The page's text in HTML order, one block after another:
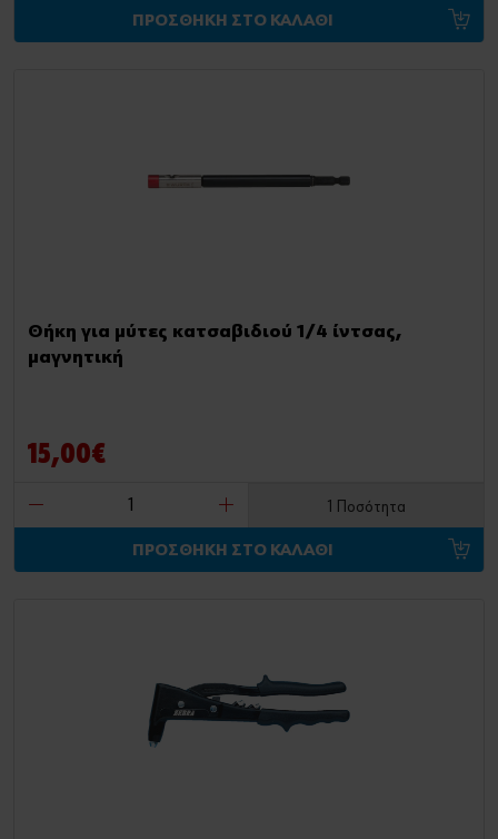
ΠΡΟΣΘΗΚΗ ΣΤΟ ΚΑΛΑΘΙ
Θήκη για μύτες κατσαβιδιού 1/4 ίντσας,
μαγνητική
15,00€
1 Ποσότητα
ΠΡΟΣΘΗΚΗ ΣΤΟ ΚΑΛΑΘΙ